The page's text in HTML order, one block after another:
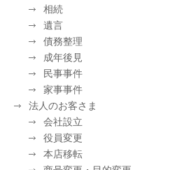
相続
遺言
債務整理
成年後見
民事事件
家事事件
法人のお客さま
会社設立
役員変更
本店移転